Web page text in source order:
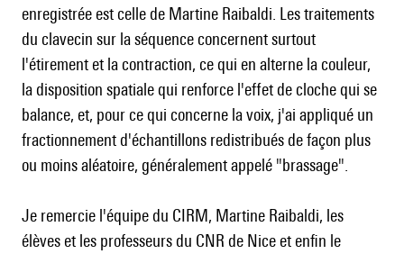
enregistrée est celle de Martine Raibaldi. Les traitements
du clavecin sur la séquence concernent surtout
l'étirement et la contraction, ce qui en alterne la couleur,
la disposition spatiale qui renforce l'effet de cloche qui se
balance, et, pour ce qui concerne la voix, j'ai appliqué un
fractionnement d'échantillons redistribués de façon plus
ou moins aléatoire, généralement appelé "brassage".
Je remercie l'équipe du CIRM, Martine Raibaldi, les
élèves et les professeurs du CNR de Nice et enfin le